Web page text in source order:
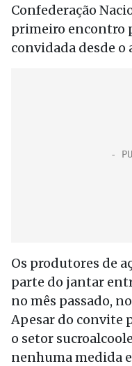
Confederação
primeiro encontro
convidada desde o
Os produtores de
parte do jantar
no mês passado,
Apesar do convite
o setor
nenhuma medida